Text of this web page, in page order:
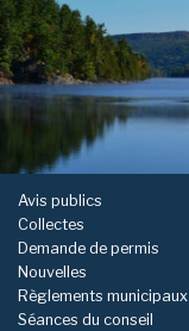
Avis publics
Collectes
Demande de permis
Nouvelles
Règlements municipaux
Séances du conseil